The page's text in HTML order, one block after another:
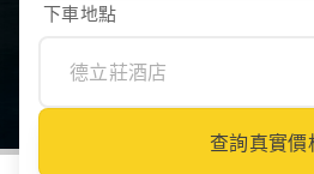
下車地點
查詢真實價